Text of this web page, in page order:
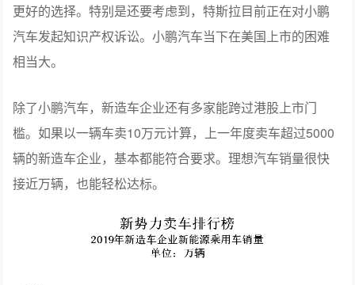
更好的选择。特别是还要考虑到，特斯拉目前正在对小鹏
汽车发起知识产权诉讼。小鹏汽车当下在美国上市的困难
相当大。
除了小鹏汽车，新造车企业还有多家能跨过港股上市门
槛。如果以一辆车卖10万元计算，上一年度卖车超过5000
辆的新造车企业，基本都能符合要求。理想汽车销量很快
接近万辆，也能轻松达标。